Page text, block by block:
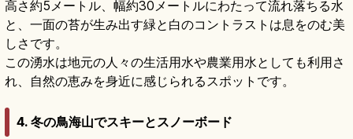
高さ約5メートル、幅約30メートルにわたって流れ落ちる水
と、一面の苔が生み出す緑と白のコントラストは息をのむ美
しさです。
この湧水は地元の人々の生活用水や農業用水としても利用さ
れ、自然の恵みを身近に感じられるスポットです。
4. 冬の鳥海山でスキーとスノーボード